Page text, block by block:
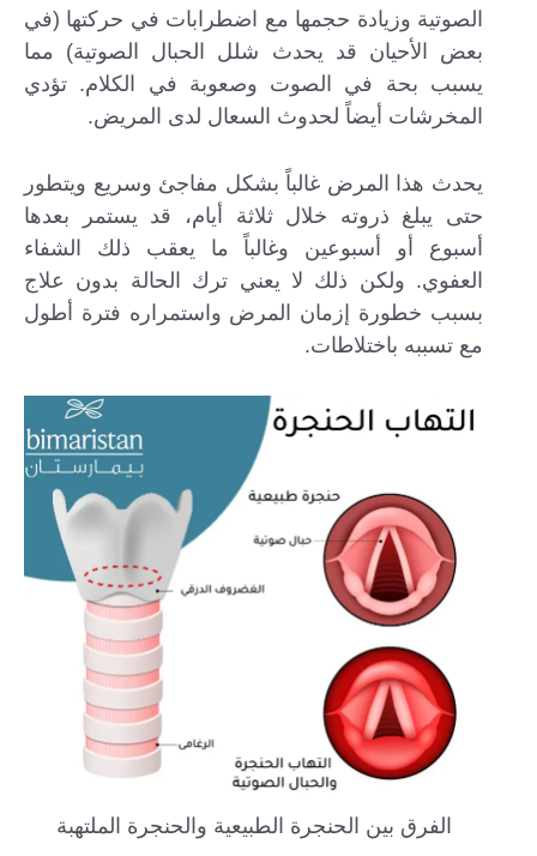
الصوتية وزيادة حجمها مع اضطرابات في حركتها (في
بعض الأحيان قد يحدث شلل الحبال الصوتية) مما
يسبب بحة في الصوت وصعوبة في الكلام. تؤدي
المخرشات أيضاً لحدوث السعال لدى المريض.
يحدث هذا المرض غالباً بشكل مفاجئ وسريع ويتطور
حتى يبلغ ذروته خلال ثلاثة أيام، قد يستمر بعدها
أسبوع أو أسبوعين وغالباً ما يعقب ذلك الشفاء
العفوي. ولكن ذلك لا يعني ترك الحالة بدون علاج
بسبب خطورة إزمان المرض واستمراره فترة أطول
مع تسببه باختلاطات.
الفرق بين الحنجرة الطبيعية والحنجرة الملتهبة